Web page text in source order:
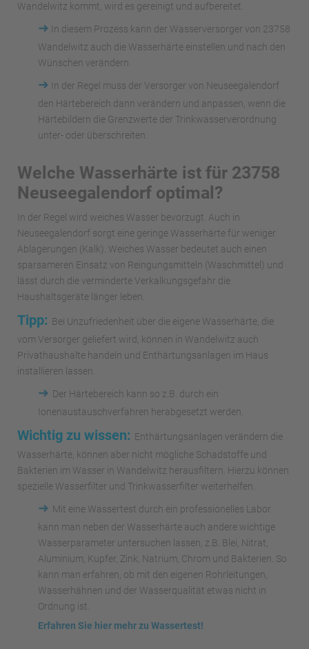
Wandelwitz kommt, wird es gereinigt und aufbereitet.
➜
In diesem Prozess kann der Wasserversorger von 23758
Wandelwitz auch die Wasserhärte einstellen und nach den
Wünschen verändern.
➜
In der Regel muss der Versorger von Neuseegalendorf
den Härtebereich dann verändern und anpassen, wenn die
Härtebildern die Grenzwerte der Trinkwasserverordnung
unter- oder überschreiten.
Welche Wasserhärte ist für 23758
Neuseegalendorf optimal?
In der Regel wird weiches Wasser bevorzugt. Auch in
Neuseegalendorf sorgt eine geringe Wasserhärte für weniger
Ablagerungen (Kalk). Weiches Wasser bedeutet auch einen
sparsameren Einsatz von Reingungsmitteln (Waschmittel) und
lässt durch die verminderte Verkalkungsgefahr die
Haushaltsgeräte länger leben.
Tipp: Bei Unzufriedenheit über die eigene Wasserhärte, die
vom Versorger geliefert wird, können in Wandelwitz auch
Privathaushalte handeln und Enthärtungsanlagen im Haus
installieren lassen.
➜ Der Härtebereich kann so z.B. durch ein
Ionenaustauschverfahren herabgesetzt werden.
Wichtig zu wissen: Enthärtungsanlagen verändern die
Wasserhärte, können aber nicht mögliche Schadstoffe und
Bakterien im Wasser in Wandelwitz herausfiltern. Hierzu können
spezielle Wasserfilter und Trinkwasserfilter weiterhelfen.
➜ Mit eine Wassertest durch ein professionelles Labor
kann man neben der Wasserhärte auch andere wichtige
Wasserparameter untersuchen lassen, z.B. Blei, Nitrat,
Aluminium, Kupfer, Zink, Natrium, Chrom und Bakterien. So
kann man erfahren, ob mit den eigenen Rohrleitungen,
Wasserhähnen und der Wasserqualität etwas nicht in
Ordnung ist.
Erfahren Sie hier mehr zu Wassertest!